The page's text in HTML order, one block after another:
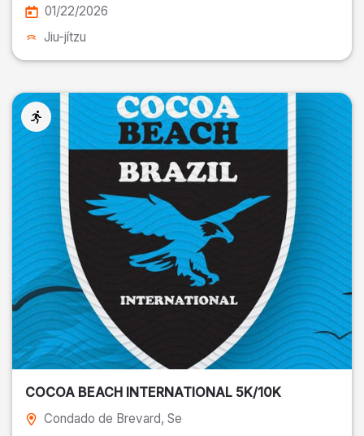
01/22/2026
Jiu-jítzu
COCOA BEACH INTERNATIONAL 5K/10K
Condado de Brevard, Se